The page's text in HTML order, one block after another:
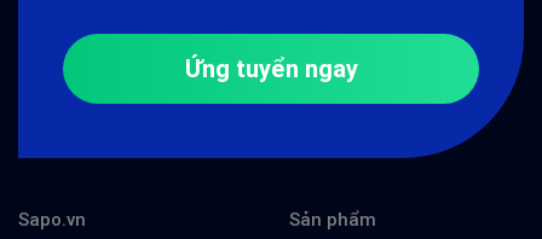
Ứng tuyển ngay
Sapo.vn Sản phẩm